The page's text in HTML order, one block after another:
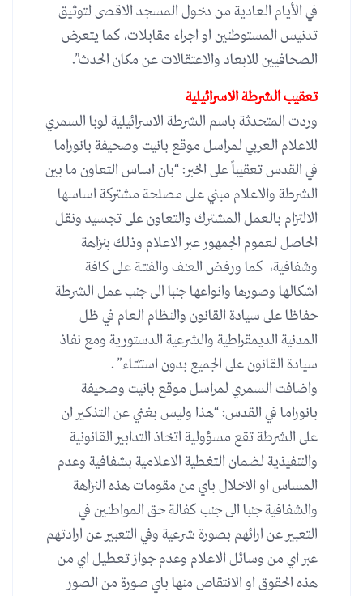
في الأيام العادية من دخول المسجد الاقصى لتوثيق
تدنيس المستوطنين او اجراء مقابلات، كما يتعرض
الصحافيين للابعاد والاعتقالات عن مكان الحدث”.
تعقيب الشرطة الاسرائيلية
وردت المتحدثة باسم الشرطة الاسرائيلية لوبا السمري
للاعلام العربي لمراسل موقع بانيت وصحيفة بانوراما
في القدس تعقيباً على الخبر: “بان اساس التعاون ما بين
الشرطة والاعلام مبني على مصلحة مشتركة اساسها
الالتزام بالعمل المشترك والتعاون على تجسيد ونقل
الحاصل لعموم الجمهور عبر الاعلام وذلك بنزاهة
وشفافية، كما ورفض العنف والفتنة على كافة
اشكالها وصورها وانواعها جنبا الى جنب عمل الشرطة
حفاظا على سيادة القانون والنظام العام في ظل
المدنية الديمقراطية والشرعية الدستورية ومع نفاذ
سيادة القانون على الجميع بدون استثناء” .
واضافت السمري لمراسل موقع بانيت وصحيفة
بانوراما في القدس: “هذا وليس بغني عن التذكير ان
على الشرطة تقع مسؤولية اتخاذ التدابير القانونية
والتنفيذية لضمان التغطية الاعلامية بشفافية وعدم
المساس او الاخلال باي من مقومات هذه النزاهة
والشفافية جنبا الى جنب كفالة حق المواطنين في
التعبير عن ارائهم بصورة شرعية وفي التعبير عن ارادتهم
عبر اي من وسائل الاعلام وعدم جواز تعطيل اي من
هذه الحقوق او الانتقاص منها باي صورة من الصور